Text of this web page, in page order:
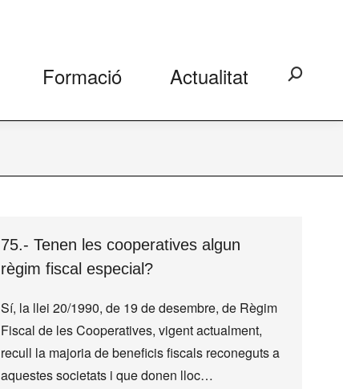
Formació Actualitat Search:
75.- Tenen les cooperatives algun
règim fiscal especial?
Sí, la llei 20/1990, de 19 de desembre, de Règim
Fiscal de les Cooperatives, vigent actualment,
recull la majoria de beneficis fiscals reconeguts a
aquestes societats i que donen lloc…